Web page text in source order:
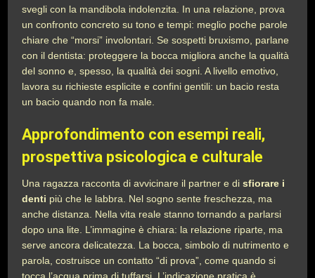
svegli con la mandibola indolenzita. In una relazione, prova
un confronto concreto su tono e tempi: meglio poche parole
chiare che “morsi” involontari. Se sospetti bruxismo, parlane
con il dentista: proteggere la bocca migliora anche la qualità
del sonno e, spesso, la qualità dei sogni. A livello emotivo,
lavora su richieste esplicite e confini gentili: un bacio resta
un bacio quando non fa male.
Approfondimento con esempi reali,
prospettiva psicologica e culturale
Una ragazza racconta di avvicinare il partner e disfiorare i
denti più che le labbra. Nel sogno sente freschezza, ma
anche distanza. Nella vita reale stanno tornando a parlarsi
dopo una lite. L’immagine è chiara: la relazione riparte, ma
serve ancora delicatezza. La bocca, simbolo di nutrimento e
parola, costruisce un contatto “di prova”, come quando si